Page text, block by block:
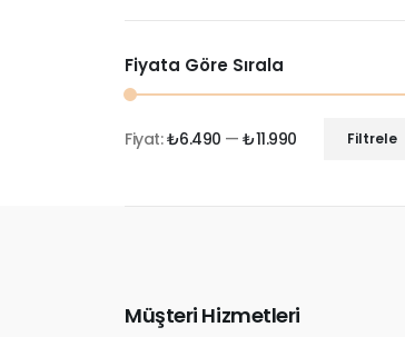
Fiyata Göre Sırala
Filtrele
Fiyat:₺6.490 —₺11.990
Müşteri Hizmetleri